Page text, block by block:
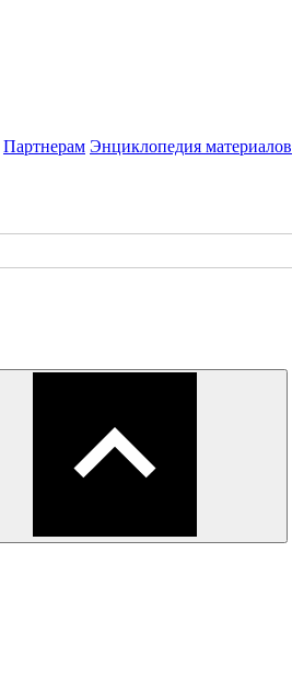
Партнерам Энциклопедия материалов